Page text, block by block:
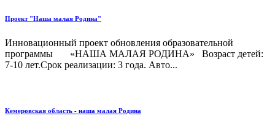
Проект "Наша малая Родина"
Инновационный проект обновления образовательной
программы «НАША МАЛАЯ РОДИНА» Возраст детей:
7-10 лет.Срок реализации: 3 года. Авто...
Кемеровская область - наша малая Родина